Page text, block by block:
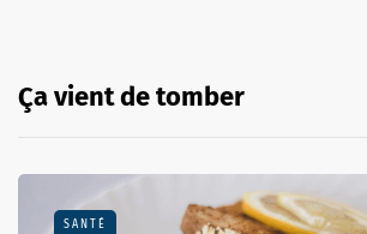
Ça vient de tomber
SANTÉ